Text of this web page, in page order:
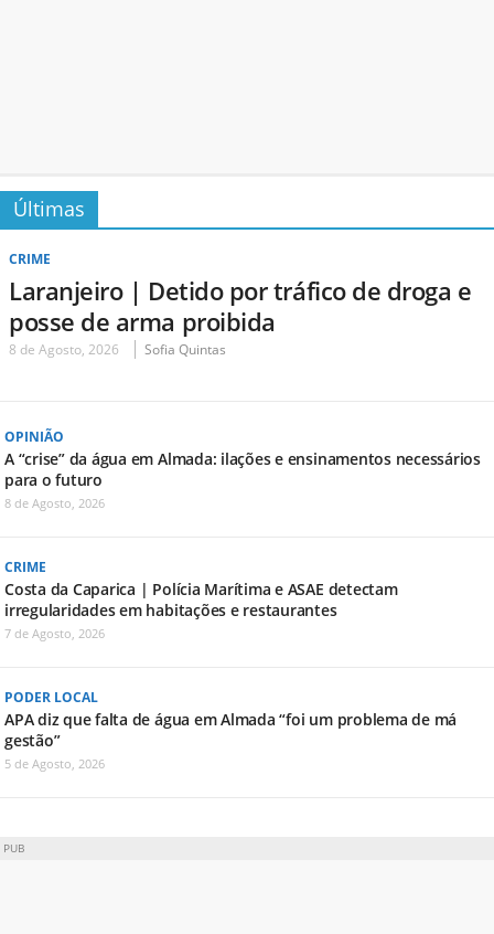
Últimas
CRIME
Laranjeiro | Detido por tráfico de droga e
posse de arma proibida
8 de Agosto, 2026 Sofia Quintas
OPINIÃO
A “crise” da água em Almada: ilações e ensinamentos necessários
para o futuro
8 de Agosto, 2026
CRIME
Costa da Caparica | Polícia Marítima e ASAE detectam
irregularidades em habitações e restaurantes
7 de Agosto, 2026
PODER LOCAL
APA diz que falta de água em Almada “foi um problema de má
gestão”
5 de Agosto, 2026
PUB